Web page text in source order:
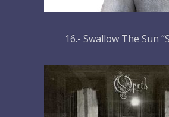
16.- Swallow The Sun